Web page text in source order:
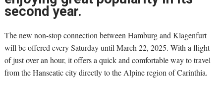
second year.
The new non-stop connection between Hamburg and Klagenfurt
will be offered every Saturday until March 22, 2025. With a flight
of just over an hour, it offers a quick and comfortable way to travel
from the Hanseatic city directly to the Alpine region of Carinthia.